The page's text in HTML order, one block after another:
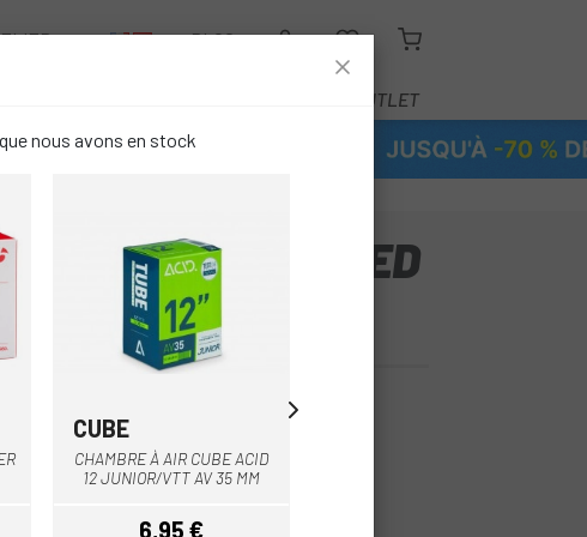
BLOG
OUTLET
À AIR SPECIALIZED
32MM
2.4-3.0 1.25-1.5
nous avons en stock
CUBE
CHAMBRE À AIR CUBE ACID
12 JUNIOR/VTT AV 35 MM
6,95 €